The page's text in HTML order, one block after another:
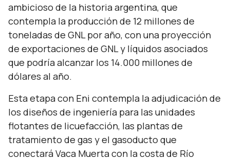
ambicioso de la historia argentina, que
contempla la producción de 12 millones de
toneladas de GNL por año, con una proyección
de exportaciones de GNL y líquidos asociados
que podría alcanzar los 14.000 millones de
dólares al año.
Esta etapa con Eni contempla la adjudicación de
los diseños de ingeniería para las unidades
flotantes de licuefacción, las plantas de
tratamiento de gas y el gasoducto que
conectará Vaca Muerta con la costa de Río